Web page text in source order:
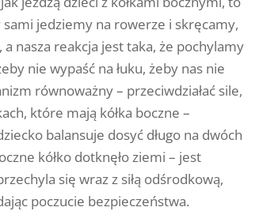
sami jedziemy na rowerze i skręcamy,
nasza reakcja jest taka, że pochylamy
nie wypaść na łuku, żeby nas nie
równoważny – przeciwdziałać sile,
które mają kółka boczne –
balansuje dosyć długo na dwóch
kółko dotknęło ziemi – jest
się wraz z siłą odśrodkową,
poczucie bezpieczeństwa.